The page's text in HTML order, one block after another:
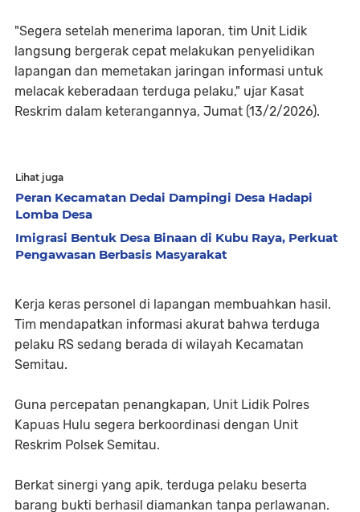
"Segera setelah menerima laporan, tim Unit Lidik
langsung bergerak cepat melakukan penyelidikan
lapangan dan memetakan jaringan informasi untuk
melacak keberadaan terduga pelaku," ujar Kasat
Reskrim dalam keterangannya, Jumat (13/2/2026).
Lihat juga
Peran Kecamatan Dedai Dampingi Desa Hadapi
Lomba Desa
Imigrasi Bentuk Desa Binaan di Kubu Raya, Perkuat
Pengawasan Berbasis Masyarakat
Kerja keras personel di lapangan membuahkan hasil.
Tim mendapatkan informasi akurat bahwa terduga
pelaku RS sedang berada di wilayah Kecamatan
Semitau.
Guna percepatan penangkapan, Unit Lidik Polres
Kapuas Hulu segera berkoordinasi dengan Unit
Reskrim Polsek Semitau.
Berkat sinergi yang apik, terduga pelaku beserta
barang bukti berhasil diamankan tanpa perlawanan.